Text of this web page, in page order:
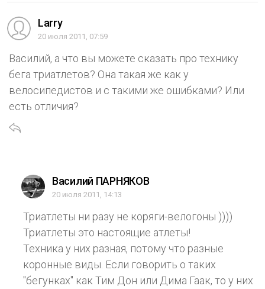
Larry
20 июля 2011, 07:59
Василий, а что вы можете сказать про технику
бега триатлетов? Она такая же как у
велосипедистов и c такими же ошибками? Или
есть отличия?
Василий ПАРНЯКОВ
20 июля 2011, 14:13
Триатлеты ни разу не коряги-велогоны ))))
Триатлеты это настоящие атлеты!
Техника у них разная, потому что разные
коронные виды. Если говорить о таких
"бегунках" как Тим Дон или Дима Гаак, то у них